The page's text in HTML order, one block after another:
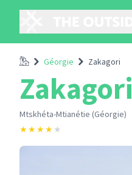
AccueilGéorgie Zakagori
Zakagori
Mtskhéta-Mtianétie (Géorgie)
★★★★ ★